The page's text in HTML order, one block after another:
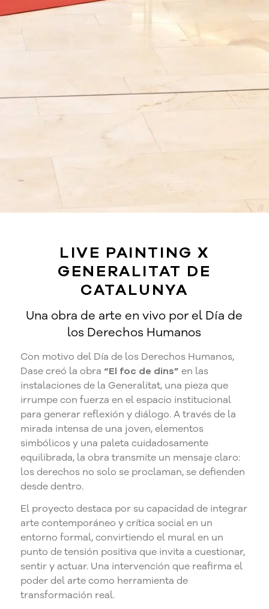
LIVE PAINTING X
GENERALITAT DE
CATALUNYA
Una obra de arte en vivo por el Día de
los Derechos Humanos
Con motivo del Día de los Derechos Humanos,
Dase creó la obra “El foc de dins” en las
instalaciones de la Generalitat, una pieza que
irrumpe con fuerza en el espacio institucional
para generar reflexión y diálogo. A través de la
mirada intensa de una joven, elementos
simbólicos y una paleta cuidadosamente
equilibrada, la obra transmite un mensaje claro:
los derechos no solo se proclaman, se defienden
desde dentro.
El proyecto destaca por su capacidad de integrar
arte contemporáneo y crítica social en un
entorno formal, convirtiendo el mural en un
punto de tensión positiva que invita a cuestionar,
sentir y actuar. Una intervención que reafirma el
poder del arte como herramienta de
transformación real.